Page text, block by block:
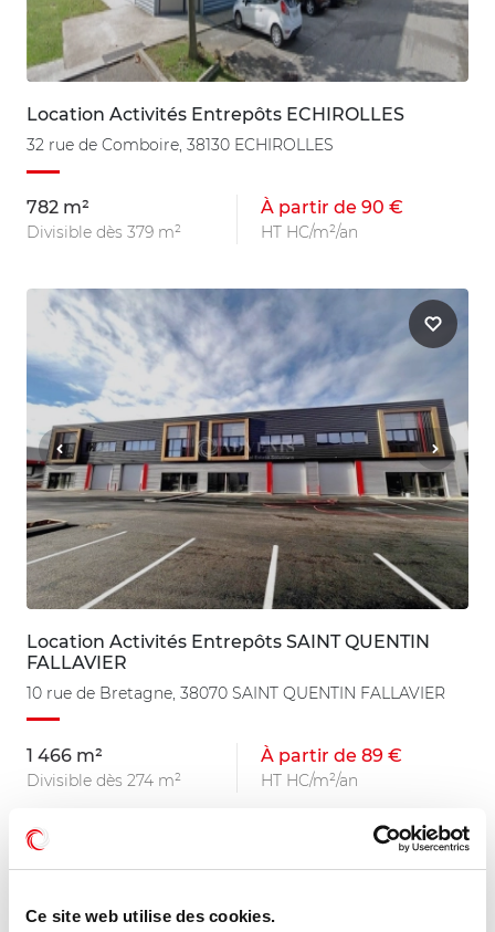
Ce site web utilise des cookies.
Location Activités Entrepôts ECHIROLLES
32 rue de Comboire, 38130 ECHIROLLES
782 m²
Divisible dès 379 m²
À partir de 90 €
HT HC/m²/an
Location Activités Entrepôts SAINT QUENTIN
FALLAVIER
10 rue de Bretagne, 38070 SAINT QUENTIN FALLAVIER
1 466 m²
Divisible dès 274 m²
À partir de 89 €
HT HC/m²/an